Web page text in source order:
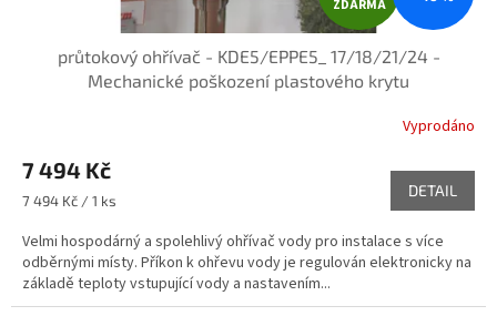
D
A
R
M
A
ZDARMA
průtokový ohřívač - KDE5/EPPE5_ 17/18/21/24 -
Mechanické poškození plastového krytu
Vyprodáno
7 494 Kč
Měrná
7 494 Kč / 1 ks
DETAIL
Velmi hospodárný a spolehlivý ohřívač vody pro instalace s více
odběrnými místy. Příkon k ohřevu vody je regulován elektronicky na
základě teploty vstupující vody a nastavením...